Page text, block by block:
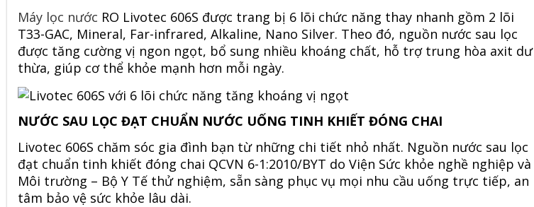
Máy lọc nước RO Livotec 606S được trang bị 6 lõi chức năng thay nhanh gồm 2 lõi
T33-GAC, Mineral, Far-infrared, Alkaline, Nano Silver. Theo đó, nguồn nước sau lọc
được tăng cường vị ngon ngọt, bổ sung nhiều khoáng chất, hỗ trợ trung hòa axit dư
thừa, giúp cơ thể khỏe mạnh hơn mỗi ngày.
NƯỚC SAU LỌC ĐẠT CHUẨN NƯỚC UỐNG TINH KHIẾT ĐÓNG CHAI
Livotec 606S chăm sóc gia đình bạn từ những chi tiết nhỏ nhất. Nguồn nước sau lọc
đạt chuẩn tinh khiết đóng chai QCVN 6-1:2010/BYT do Viện Sức khỏe nghề nghiệp và
Môi trường – Bộ Y Tế thử nghiệm, sẵn sàng phục vụ mọi nhu cầu uống trực tiếp, an
tâm bảo vệ sức khỏe lâu dài.